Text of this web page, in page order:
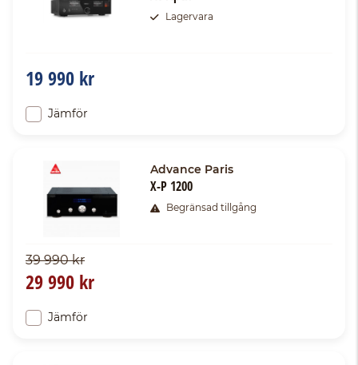
Lagervara
19 990 kr
Jämför
Advance Paris
X-P 1200
Begränsad tillgång
39 990 kr
29 990 kr
Jämför